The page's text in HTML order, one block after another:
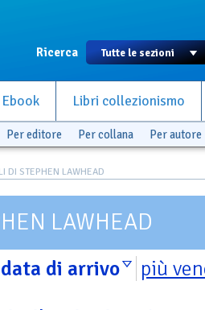
Ricerca
Ebook Libri collezionismo
Per editore Per collana Per autore
DI STEPHEN LAWHEAD
LAWHEAD
data di arrivo più